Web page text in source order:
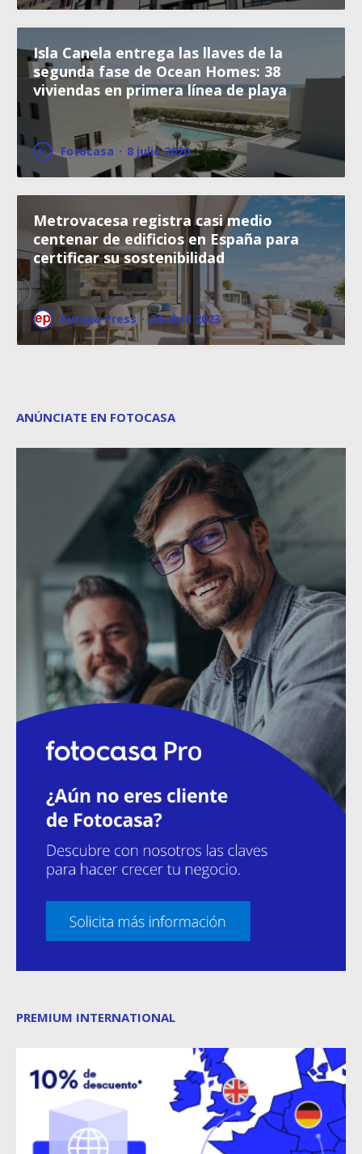
Isla Canela entrega las llaves de la
segunda fase de Ocean Homes: 38
viviendas en primera línea de playa
Fotocasa · 8 julio 2020
Metrovacesa registra casi medio
centenar de edificios en España para
certificar su sostenibilidad
Europa Press · 24 abril 2023
ANÚNCIATE EN FOTOCASA
PREMIUM INTERNATIONAL